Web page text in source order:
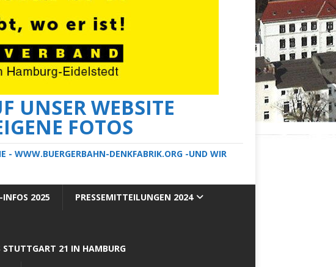
UNSER WEBSITE
FOTOS
- WWW.BUERGERBAHN-DENKFABRIK.ORG -UND WIR
INFOS 2025 PRESSEMITTEILUNGEN 2024
STUTTGART 21 IN HAMBURG